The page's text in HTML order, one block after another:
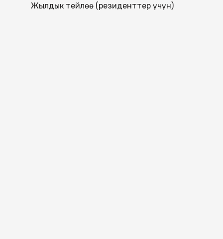
Жылдык тейлөө (резиденттер үчүн)